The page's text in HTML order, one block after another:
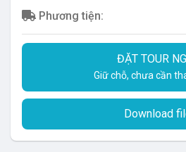
Phương tiện:
ĐẶT TOUR
Giữ chỗ, chưa cần
Download